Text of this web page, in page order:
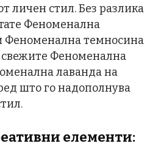
личен стил. Без разлика
Феноменална
Феноменална темносина
свежите Феноменална
лаванда на
што го надополнува
елементи: